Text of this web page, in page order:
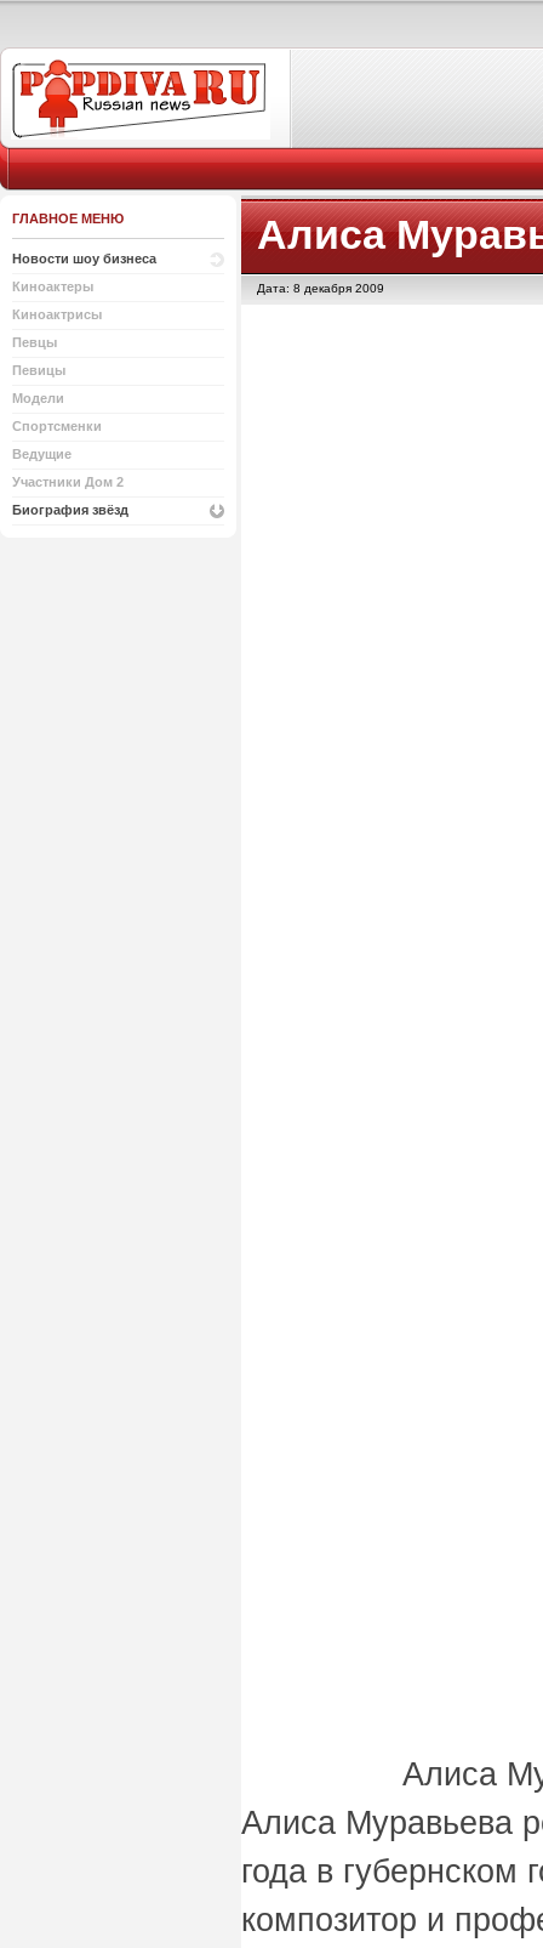
ГЛАВНОЕ МЕНЮ
Новости шоу бизнеса
Киноактеры
Киноактрисы
Певцы
Певицы
Модели
Спортсменки
Ведущие
Участники Дом 2
Биография звёзд
Алиса
Дата: 8 декабря 2009
Алиса
Алиса Муравьева
года в губернском
композитор и